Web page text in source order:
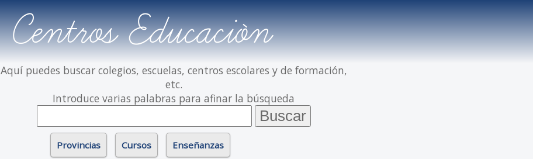
Centros Educación
Aquí puedes buscar colegios, escuelas, centros escolares y de formación,
etc.
Introduce varias palabras para afinar la búsqueda
Provincias Cursos Enseñanzas